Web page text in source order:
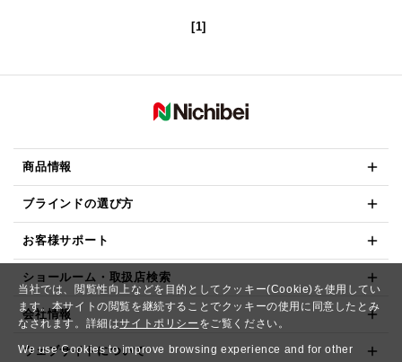
当社では、閲覧性向上などを目的としてクッキー(Cookie)を使用してい
ます。本サイトの閲覧を継続することでクッキーの使用に同意したとみ
なされます。詳細はサイトポリシー をご覧ください。
We use Cookies to improve browsing experience and for other
[1]
商品情報
ブラインドの選び方
お客様サポート
ショールーム・取扱店検索
会社情報
ウェブサイトについて